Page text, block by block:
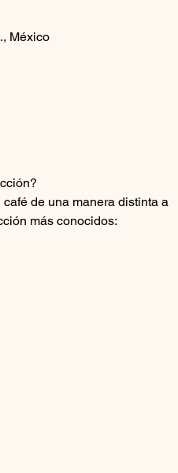
México
de una manera distinta a
más conocidos: